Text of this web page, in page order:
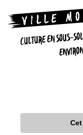
CULTURE EN SOUS-